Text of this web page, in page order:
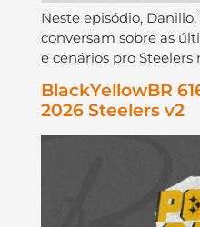
Neste episódio,
conversam sobre as
e cenários pro Steelers
BlackYellowBR
2026 Steelers v2